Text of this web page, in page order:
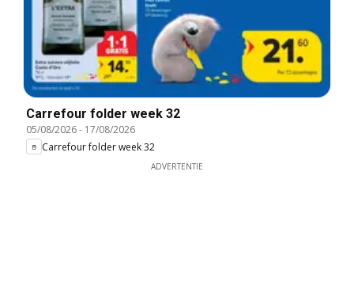
Carrefour folder week 32
05/08/2026- 17/08/2026
Carrefour folder week 32
ADVERTENTIE